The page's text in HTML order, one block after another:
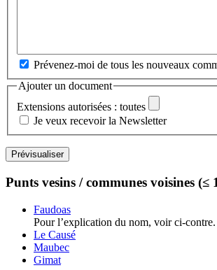
Prévenez-moi de tous les nouveaux
Ajouter un document
Extensions autorisées : toutes
Je veux recevoir la Newsletter
Punts vesins / communes voisines (≤
Faudoas
Pour l’explication du nom, voir ci-contre.
Le Causé
Maubec
Gimat